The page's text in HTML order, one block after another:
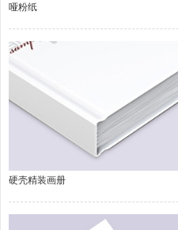
哑粉纸
硬壳精装画册